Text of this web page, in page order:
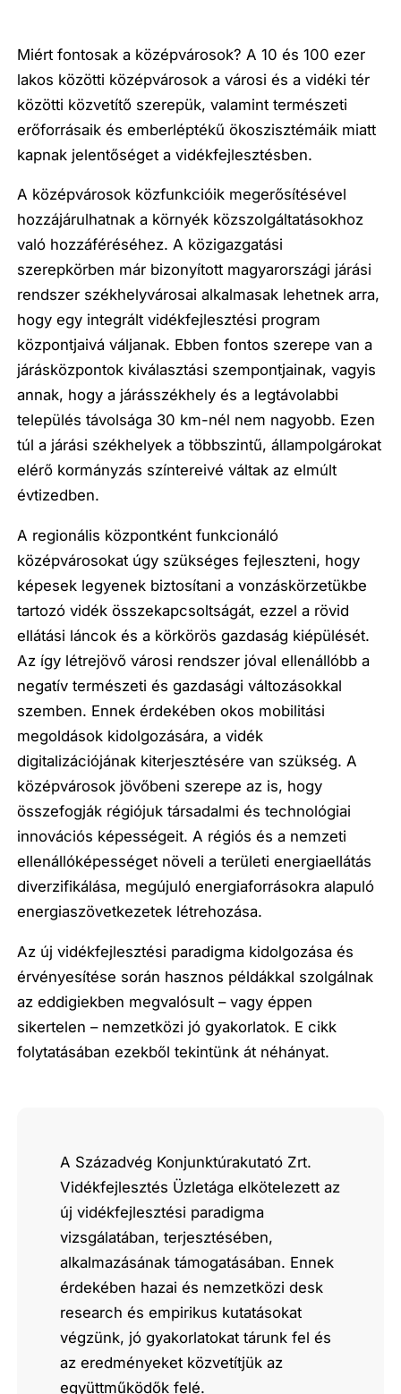
Miért fontosak a középvárosok? A 10 és 100 ezer
lakos közötti középvárosok a városi és a vidéki tér
közötti közvetítő szerepük, valamint természeti
erőforrásaik és emberléptékű ökoszisztémáik miatt
kapnak jelentőséget a vidékfejlesztésben.
A középvárosok közfunkcióik megerősítésével
hozzájárulhatnak a környék közszolgáltatásokhoz
való hozzáféréséhez. A közigazgatási
szerepkörben már bizonyított magyarországi járási
rendszer székhelyvárosai alkalmasak lehetnek arra,
hogy egy integrált vidékfejlesztési program
központjaivá váljanak. Ebben fontos szerepe van a
járásközpontok kiválasztási szempontjainak, vagyis
annak, hogy a járásszékhely és a legtávolabbi
település távolsága 30 km-nél nem nagyobb. Ezen
túl a járási székhelyek a többszintű, állampolgárokat
elérő kormányzás színtereivé váltak az elmúlt
évtizedben.
A regionális központként funkcionáló
középvárosokat úgy szükséges fejleszteni, hogy
képesek legyenek biztosítani a vonzáskörzetükbe
tartozó vidék összekapcsoltságát, ezzel a rövid
ellátási láncok és a körkörös gazdaság kiépülését.
Az így létrejövő városi rendszer jóval ellenállóbb a
negatív természeti és gazdasági változásokkal
szemben. Ennek érdekében okos mobilitási
megoldások kidolgozására, a vidék
digitalizációjának kiterjesztésére van szükség. A
középvárosok jövőbeni szerepe az is, hogy
összefogják régiójuk társadalmi és technológiai
innovációs képességeit. A régiós és a nemzeti
ellenállóképességet növeli a területi energiaellátás
diverzifikálása, megújuló energiaforrásokra alapuló
energiaszövetkezetek létrehozása.
Az új vidékfejlesztési paradigma kidolgozása és
érvényesítése során hasznos példákkal szolgálnak
az eddigiekben megvalósult – vagy éppen
sikertelen – nemzetközi jó gyakorlatok. E cikk
folytatásában ezekből tekintünk át néhányat.
A Századvég Konjunktúrakutató Zrt.
Vidékfejlesztés Üzletága elkötelezett az
új vidékfejlesztési paradigma
vizsgálatában, terjesztésében,
alkalmazásának támogatásában. Ennek
érdekében hazai és nemzetközi desk
research és empirikus kutatásokat
végzünk, jó gyakorlatokat tárunk fel és
az eredményeket közvetítjük az
együttműködők felé.